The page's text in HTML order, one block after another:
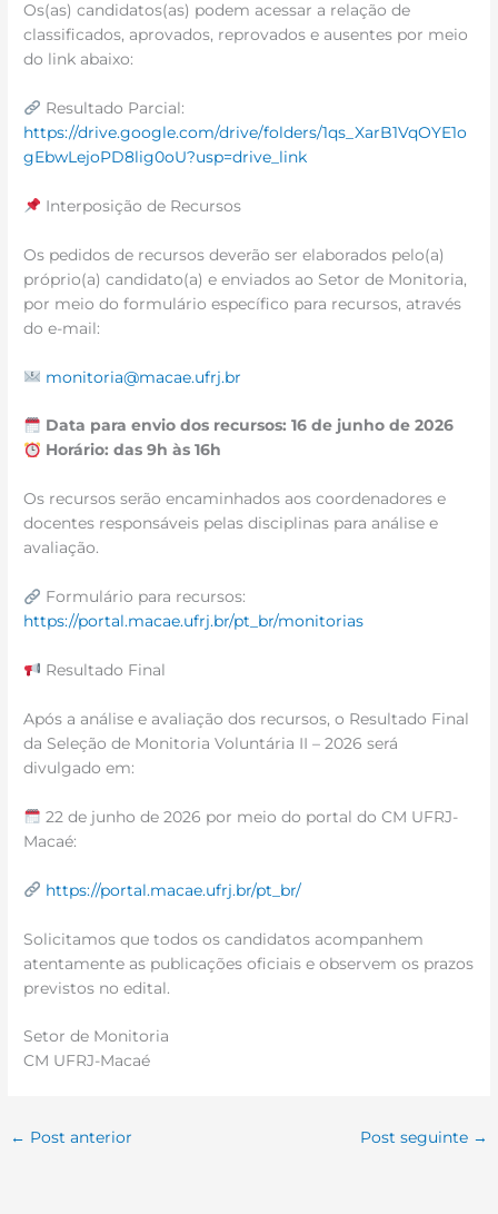
Os(as) candidatos(as) podem acessar a relação de
classificados, aprovados, reprovados e ausentes por meio
do link abaixo:
Resultado Parcial:
https://drive.google.com/drive/folders/1qs_XarB1VqOYE1o
gEbwLejoPD8lig0oU?usp=drive_link
Interposição de Recursos
Os pedidos de recursos deverão ser elaborados pelo(a)
próprio(a) candidato(a) e enviados ao Setor de Monitoria,
por meio do formulário específico para recursos, através
do e-mail:
monitoria@macae.ufrj.br
Data para envio dos recursos: 16 de junho de 2026
Horário: das 9h às 16h
Os recursos serão encaminhados aos coordenadores e
docentes responsáveis pelas disciplinas para análise e
avaliação.
Formulário para recursos:
https://portal.macae.ufrj.br/pt_br/monitorias
Resultado Final
Após a análise e avaliação dos recursos, o Resultado Final
da Seleção de Monitoria Voluntária II – 2026 será
divulgado em:
22 de junho de 2026 por meio do portal do CM UFRJ-
Macaé:
https://portal.macae.ufrj.br/pt_br/
Solicitamos que todos os candidatos acompanhem
atentamente as publicações oficiais e observem os prazos
previstos no edital.
Setor de Monitoria
CM UFRJ-Macaé
← Post anterior Post seguinte →